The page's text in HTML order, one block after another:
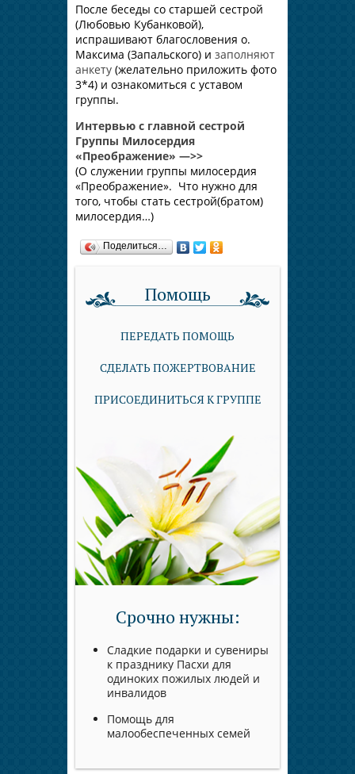
После беседы со старшей сестрой
(Любовью Кубанковой),
испрашивают благословения о.
Максима (Запальского) и заполняют
анкету (желательно приложить фото
3*4) и ознакомиться с уставом
группы.
Интервью с главной сестрой
Группы Милосердия
«Преображение» —>>
(О служении группы милосердия
«Преображение». Что нужно для
того, чтобы стать сестрой(братом)
милосердия…)
Поделиться…
Помощь
ПЕРЕДАТЬ ПОМОЩЬ
СДЕЛАТЬ ПОЖЕРТВОВАНИЕ
ПРИСОЕДИНИТЬСЯ К ГРУППЕ
Срочно нужны:
Сладкие подарки и сувениры
к празднику Пасхи для
одиноких пожилых людей и
инвалидов
Помощь для
малообеспеченных семей